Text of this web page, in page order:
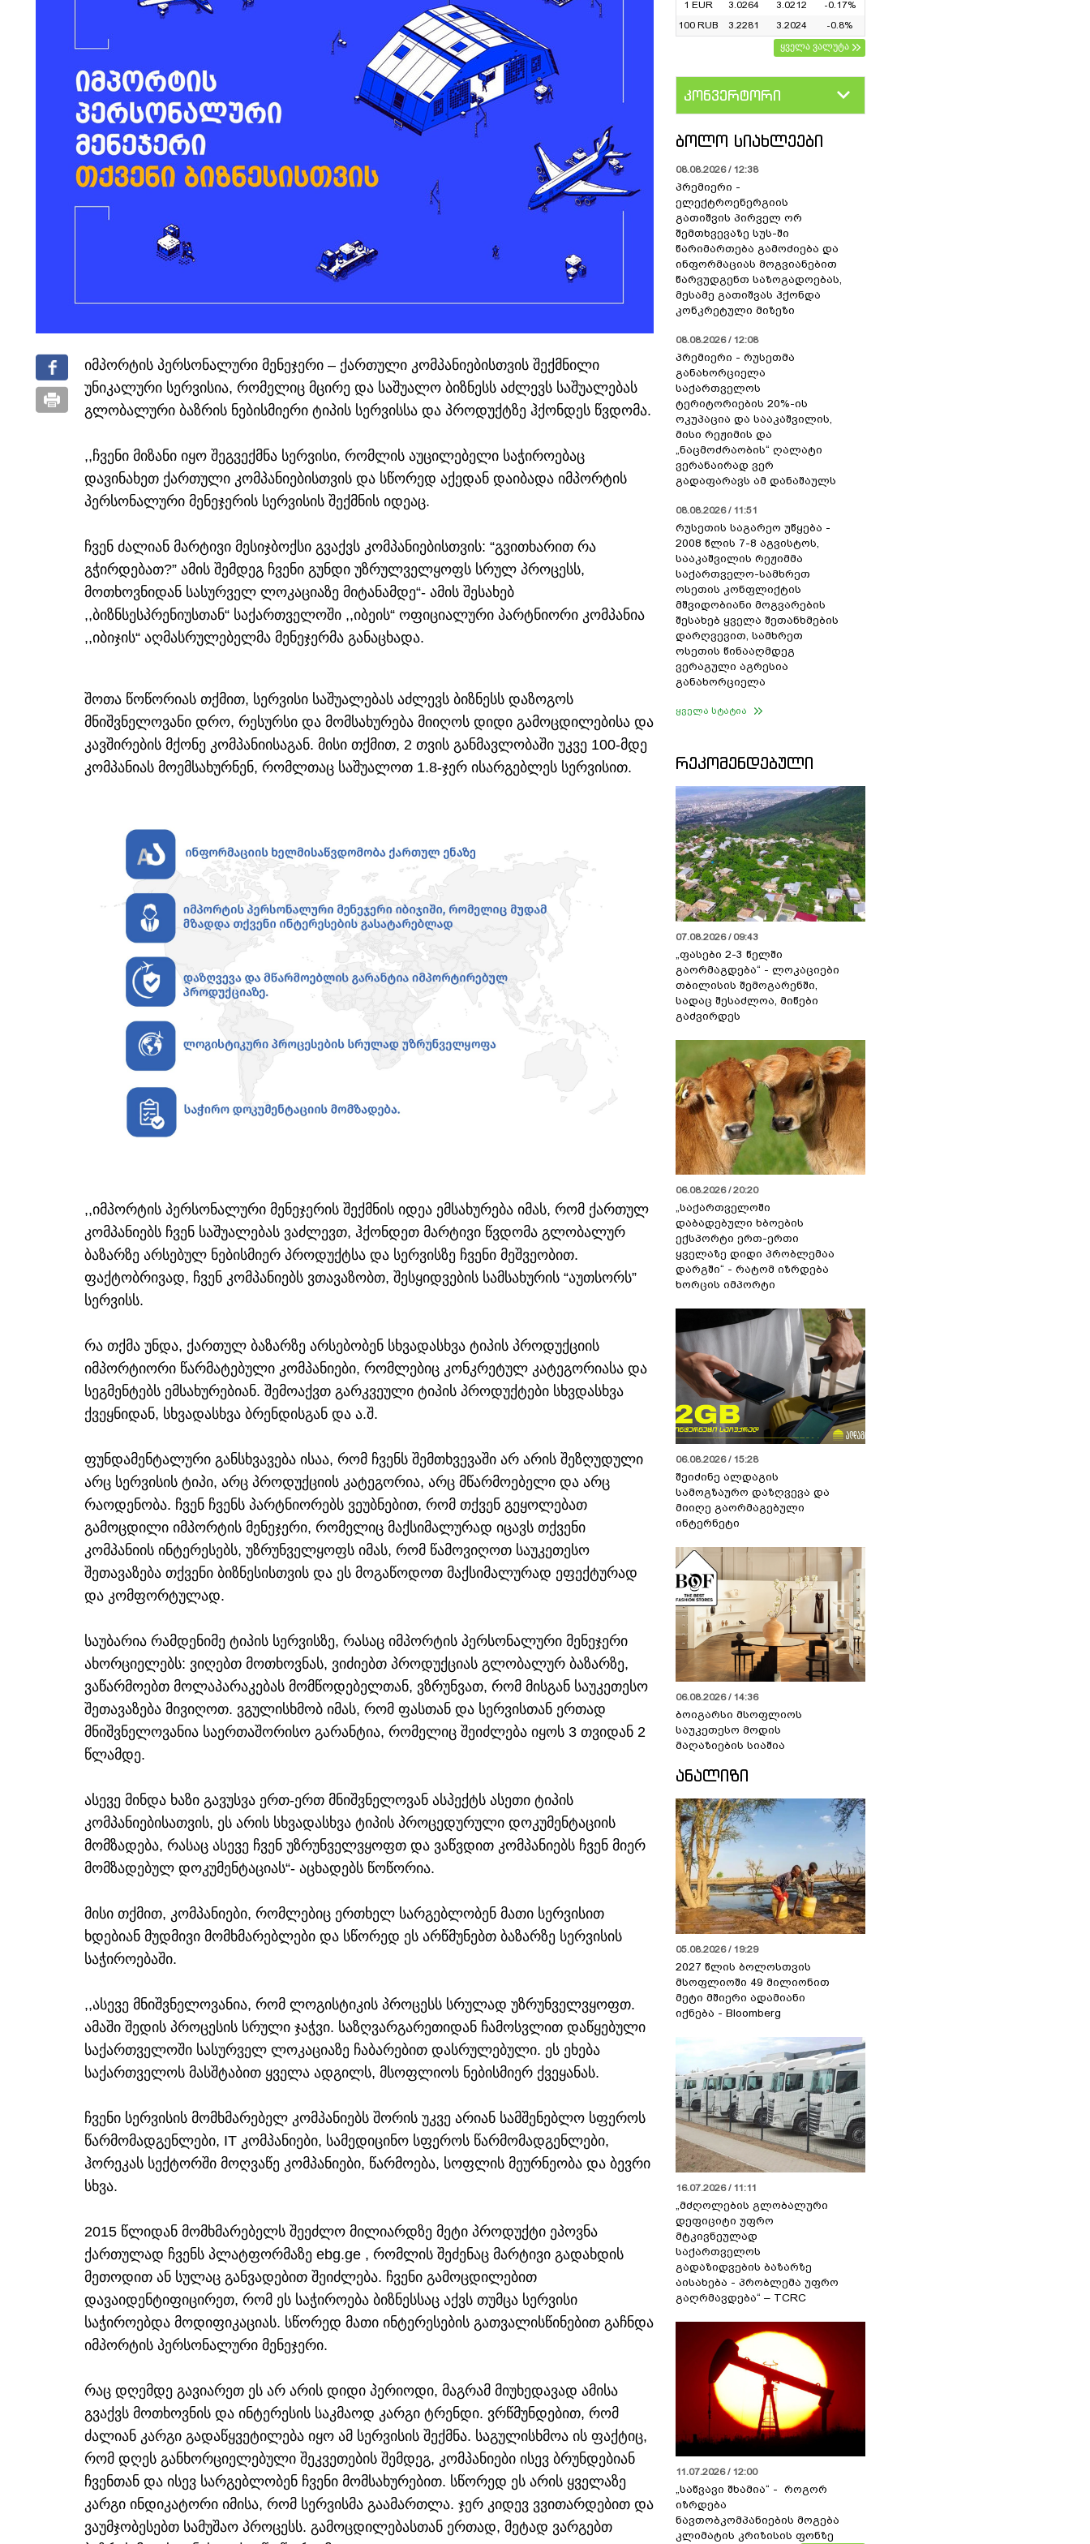
იმპორტის პერსონალური მენეჯერი – ქართული კომპანიებისთვის შექმნილი
უნიკალური სერვისია, რომელიც მცირე და საშუალო ბიზნესს აძლევს საშუალებას
გლობალური ბაზრის ნებისმიერი ტიპის სერვისსა და პროდუქტზე ჰქონდეს წვდომა.
,,ჩვენი მიზანი იყო შეგვექმნა სერვისი, რომლის აუცილებელი საჭიროებაც
დავინახეთ ქართული კომპანიებისთვის და სწორედ აქედან დაიბადა იმპორტის
პერსონალური მენეჯერის სერვისის შექმნის იდეაც.
ჩვენ ძალიან მარტივი მესიჯბოქსი გვაქვს კომპანიებისთვის: “გვითხარით რა
გჭირდებათ?” ამის შემდეგ ჩვენი გუნდი უზრულველყოფს სრულ პროცესს,
მოთხოვნიდან სასურველ ლოკაციაზე მიტანამდე“- ამის შესახებ
,,ბიზნსესპრენიუსთან“ საქართველოში ,,იბეის“ ოფიციალური პარტნიორი კომპანია
,,იბიჯის“ აღმასრულებელმა მენეჯერმა განაცხადა.
შოთა წოწორიას თქმით, სერვისი საშუალებას აძლევს ბიზნესს დაზოგოს
მნიშვნელოვანი დრო, რესურსი და მომსახურება მიიღოს დიდი გამოცდილებისა და
კავშირების მქონე კომპანიისაგან. მისი თქმით, 2 თვის განმავლობაში უკვე 100-მდე
კომპანიას მოემსახურნენ, რომლთაც საშუალოთ 1.8-ჯერ ისარგებლეს სერვისით.
,,იმპორტის პერსონალური მენეჯერის შექმნის იდეა ემსახურება იმას, რომ ქართულ
კომპანიებს ჩვენ საშუალებას ვაძლევთ, ჰქონდეთ მარტივი წვდომა გლობალურ
ბაზარზე არსებულ ნებისმიერ პროდუქტსა და სერვისზე ჩვენი მეშვეობით.
ფაქტობრივად, ჩვენ კომპანიებს ვთავაზობთ, შესყიდვების სამსახურის “აუთსორს”
სერვისს.
რა თქმა უნდა, ქართულ ბაზარზე არსებობენ სხვადასხვა ტიპის პროდუქციის
იმპორტიორი წარმატებული კომპანიები, რომლებიც კონკრეტულ კატეგორიასა და
სეგმენტებს ემსახურებიან. შემოაქვთ გარკვეული ტიპის პროდუქტები სხვდასხვა
ქვეყნიდან, სხვადასხვა ბრენდისგან და ა.შ.
ფუნდამენტალური განსხვავება ისაა, რომ ჩვენს შემთხვევაში არ არის შეზღუდული
არც სერვისის ტიპი, არც პროდუქციის კატეგორია, არც მწარმოებელი და არც
რაოდენობა. ჩვენ ჩვენს პარტნიორებს ვეუბნებით, რომ თქვენ გეყოლებათ
გამოცდილი იმპორტის მენეჯერი, რომელიც მაქსიმალურად იცავს თქვენი
კომპანიის ინტერესებს, უზრუნველყოფს იმას, რომ წამოვიღოთ საუკეთესო
შეთავაზება თქვენი ბიზნესისთვის და ეს მოგაწოდოთ მაქსიმალურად ეფექტურად
და კომფორტულად.
საუბარია რამდენიმე ტიპის სერვისზე, რასაც იმპორტის პერსონალური მენეჯერი
ახორციელებს: ვიღებთ მოთხოვნას, ვიძიებთ პროდუქციას გლობალურ ბაზარზე,
ვაწარმოებთ მოლაპარაკებას მომწოდებელთან, ვზრუნვათ, რომ მისგან საუკეთესო
შეთავაზება მივიღოთ. ვგულისხმობ იმას, რომ ფასთან და სერვისთან ერთად
მნიშვნელოვანია საერთაშორისო გარანტია, რომელიც შეიძლება იყოს 3 თვიდან 2
წლამდე.
ასევე მინდა ხაზი გავუსვა ერთ-ერთ მნიშვნელოვან ასპექტს ასეთი ტიპის
კომპანიებისათვის, ეს არის სხვადასხვა ტიპის პროცედურული დოკუმენტაციის
მომზადება, რასაც ასევე ჩვენ უზრუნველვყოფთ და ვაწვდით კომპანიებს ჩვენ მიერ
მომზადებულ დოკუმენტაციას“- აცხადებს წოწორია.
მისი თქმით, კომპანიები, რომლებიც ერთხელ სარგებლობენ მათი სერვისით
ხდებიან მუდმივი მომხმარებლები და სწორედ ეს არწმუნებთ ბაზარზე სერვისის
საჭიროებაში.
,,ასევე მნიშვნელოვანია, რომ ლოგისტიკის პროცესს სრულად უზრუნველვყოფთ.
ამაში შედის პროცესის სრული ჯაჭვი. საზღვარგარეთიდან ჩამოსვლით დაწყებული
საქართველოში სასურველ ლოკაციაზე ჩაბარებით დასრულებული. ეს ეხება
საქართველოს მასშტაბით ყველა ადგილს, მსოფლიოს ნებისმიერ ქვეყანას.
ჩვენი სერვისის მომხმარებელ კომპანიებს შორის უკვე არიან სამშენებლო სფეროს
წარმომადგენლები, IT კომპანიები, სამედიცინო სფეროს წარმომადგენლები,
ჰორეკას სექტორში მოღვაწე კომპანიები, წარმოება, სოფლის მეურნეობა და ბევრი
სხვა.
2015 წლიდან მომხმარებელს შეეძლო მილიარდზე მეტი პროდუქტი ეპოვნა
ქართულად ჩვენს პლატფორმაზე ebg.ge , რომლის შეძენაც მარტივი გადახდის
მეთოდით ან სულაც განვადებით შეიძლება. ჩვენი გამოცდილებით
დავაიდენტიფიცირეთ, რომ ეს საჭიროება ბიზნესსაც აქვს თუმცა სერვისი
საჭიროებდა მოდიფიკაციას. სწორედ მათი ინტერესების გათვალისწინებით გაჩნდა
იმპორტის პერსონალური მენეჯერი.
რაც დღემდე გავიარეთ ეს არ არის დიდი პერიოდი, მაგრამ მიუხედავად ამისა
გვაქვს მოთხოვნის და ინტერესის საკმაოდ კარგი ტრენდი. ვრწმუნდებით, რომ
ძალიან კარგი გადაწყვეტილება იყო ამ სერვისის შექმნა. საგულისხმოა ის ფაქტიც,
რომ დღეს განხორციელებული შეკვეთების შემდეგ, კომპანიები ისევ ბრუნდებიან
ჩვენთან და ისევ სარგებლობენ ჩვენი მომსახურებით. სწორედ ეს არის ყველაზე
კარგი ინდიკატორი იმისა, რომ სერვისმა გაამართლა. ჯერ კიდევ ვვითარდებით და
ვაუმჯობესებთ სამუშაო პროცესს. გამოცდილებასთან ერთად, მეტად ვარგებთ
1 EUR
3.0264 3.0212
-0.17%
100 RUB
3.2281 3.2024
-0.8%
ყველა ვალუტა
კონვერტორი
ᲑᲝᲚᲝ ᲡᲘᲐᲮᲚᲔᲔᲑᲘ
08.08.2026 / 12:38
პრემიერი -
ელექტროენერგიის
გათიშვის პირველ ორ
შემთხვევაზე სუს-ში
წარიმართება გამოძიება და
ინფორმაციას მოგვიანებით
წარვუდგენთ საზოგადოებას,
მესამე გათიშვას ჰქონდა
კონკრეტული მიზეზი
08.08.2026 / 12:08
პრემიერი - რუსეთმა
განახორციელა
საქართველოს
ტერიტორიების 20%-ის
ოკუპაცია და სააკაშვილის,
მისი რეჟიმის და
„ნაცმოძრაობის“ ღალატი
ვერანაირად ვერ
გადაფარავს ამ დანაშაულს
08.08.2026 / 11:51
რუსეთის საგარეო უწყება -
2008 წლის 7-8 აგვისტოს,
სააკაშვილის რეჟიმმა
საქართველო-სამხრეთ
ოსეთის კონფლიქტის
მშვიდობიანი მოგვარების
შესახებ ყველა შეთანხმების
დარღვევით, სამხრეთ
ოსეთის წინააღმდეგ
ვერაგული აგრესია
განახორციელა
ყველა სტატია
ᲠᲔᲙᲝᲛᲔᲜᲓᲔᲑᲣᲚᲘ
07.08.2026 / 09:43
„ფასები 2-3 წელში
გაორმაგდება“ - ლოკაციები
თბილისის შემოგარენში,
სადაც შესაძლოა, მიწები
გაძვირდეს
06.08.2026 / 20:20
„საქართველოში
დაბადებული ხბოების
ექსპორტი ერთ-ერთი
ყველაზე დიდი პრობლემაა
დარგში“ - რატომ იზრდება
ხორცის იმპორტი
06.08.2026 / 15:28
შეიძინე ალდაგის
სამოგზაურო დაზღვევა და
მიიღე გაორმაგებული
ინტერნეტი
06.08.2026 / 14:36
ბოიგარსი მსოფლიოს
საუკეთესო მოდის
მაღაზიების სიაშია
ᲐᲜᲐᲚᲘᲖᲘ
05.08.2026 / 19:29
2027 წლის ბოლოსთვის
მსოფლიოში 49 მილიონით
მეტი მშიერი ადამიანი
იქნება - Bloomberg
16.07.2026 / 11:11
„მძღოლების გლობალური
დეფიციტი უფრო
მტკივნეულად
საქართველოს
გადაზიდვების ბაზარზე
აისახება - პრობლემა უფრო
გაღრმავდება“ – TCRC
11.07.2026 / 12:00
„საწვავი შხამია“ - როგორ
იზრდება
ნავთობკომპანიების მოგება
კლიმატის კრიზისის ფონზე